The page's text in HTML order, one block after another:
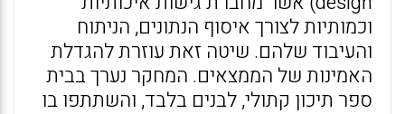
וכמותיות לצורך איסוף הנתונים, הניתוח
והעיבוד שלהם. שיטה זאת עוזרת להגדלת
האמינות של הממצאים. המחקר נערך בבית
ספר תיכון קתולי, לבנים בלבד, והשתתפו בו